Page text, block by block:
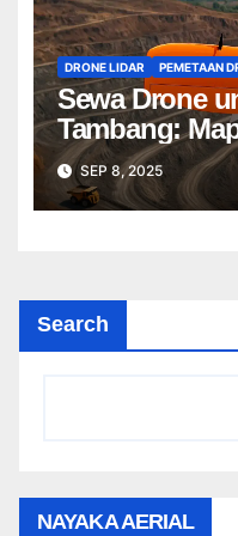
DRONE LIDAR PEMETAAN
Sewa Drone
Tambang:
Profesional
SEP 8, 2025
Search
NAYAKA AERIAL